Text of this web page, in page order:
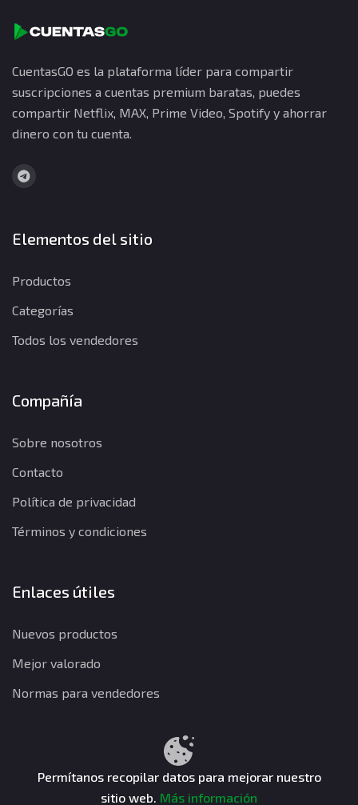
CuentasGO es la plataforma líder para compartir
suscripciones a cuentas premium baratas, puedes
compartir Netflix, MAX, Prime Video, Spotify y ahorrar
dinero con tu cuenta.
Elementos del sitio
Productos
Categorías
Todos los vendedores
Compañía
Sobre nosotros
Contacto
Política de privacidad
Términos y condiciones
Enlaces útiles
Nuevos productos
Mejor valorado
Normas para vendedores
Términos y condiciones
CuentasGO © 2026. Todos los derechos reservados.
Permítanos recopilar datos para mejorar nuestro
sitio web. Más información